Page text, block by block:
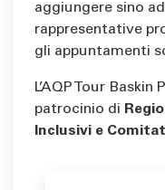
aggiungere sino
rappresentative
gli appuntamenti
L’AQP Tour
patrocinio di
Inclusivi e